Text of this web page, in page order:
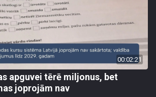
00:02:21
apguvei tērē miljonus, bet
joprojām nav